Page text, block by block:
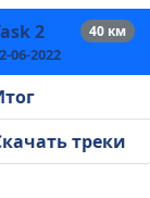
2 40 км
06-2022
треки